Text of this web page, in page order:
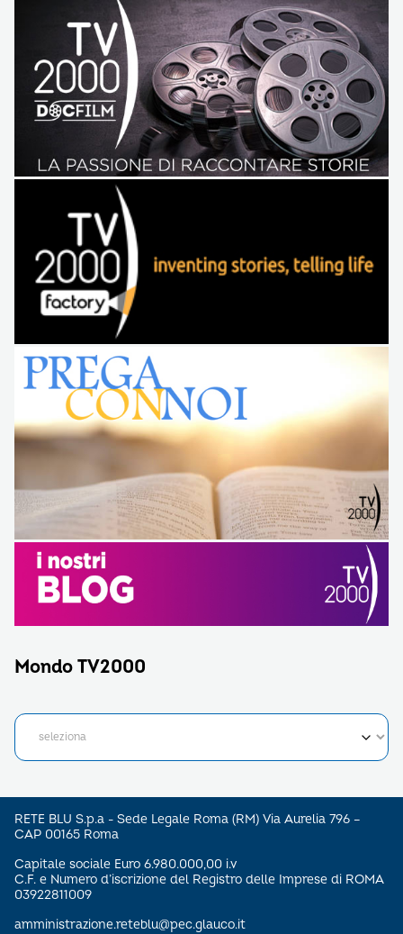
Mondo TV2000
RETE BLU S.p.a - Sede Legale Roma (RM) Via Aurelia 796 –
CAP 00165 Roma
Capitale sociale Euro 6.980.000,00 i.v
C.F. e Numero d’iscrizione del Registro delle Imprese di ROMA
03922811009
amministrazione.reteblu@pec.glauco.it